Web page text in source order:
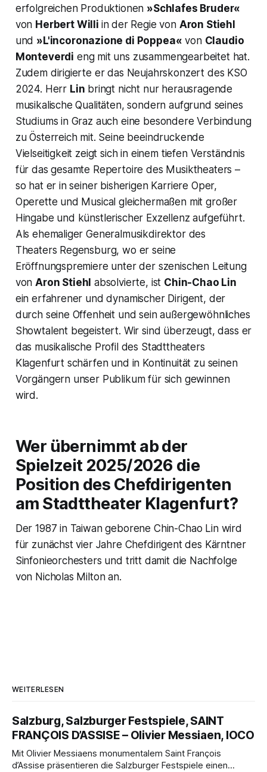
erfolgreichen Produktionen »Schlafes Bruder«
von Herbert Willi in der Regie von Aron Stiehl
und »L'incoronazione di Poppea« von Claudio
Monteverdi eng mit uns zusammengearbeitet hat.
Zudem dirigierte er das Neujahrskonzert des KSO
2024. Herr Lin bringt nicht nur herausragende
musikalische Qualitäten, sondern aufgrund seines
Studiums in Graz auch eine besondere Verbindung
zu Österreich mit. Seine beeindruckende
Vielseitigkeit zeigt sich in einem tiefen Verständnis
für das gesamte Repertoire des Musiktheaters –
so hat er in seiner bisherigen Karriere Oper,
Operette und Musical gleichermaßen mit großer
Hingabe und künstlerischer Exzellenz aufgeführt.
Als ehemaliger Generalmusikdirektor des
Theaters Regensburg, wo er seine
Eröffnungspremiere unter der szenischen Leitung
vonAron Stiehl absolvierte, ist Chin-Chao Lin
ein erfahrener und dynamischer Dirigent, der
durch seine Offenheit und sein außergewöhnliches
Showtalent begeistert. Wir sind überzeugt, dass er
das musikalische Profil des Stadttheaters
Klagenfurt schärfen und in Kontinuität zu seinen
Vorgängern unser Publikum für sich gewinnen
wird.
Wer übernimmt ab der
Spielzeit 2025/2026 die
Position des Chefdirigenten
am Stadttheater Klagenfurt?
Der 1987 in Taiwan geborene Chin-Chao Lin wird
für zunächst vier Jahre Chefdirigent des Kärntner
Sinfonieorchesters und tritt damit die Nachfolge
von Nicholas Milton an.
WEITERLESEN
Salzburg, Salzburger Festspiele, SAINT
FRANÇOIS D’ASSISE – Olivier Messiaen, IOCO
Mit Olivier Messiaens monumentalem Saint François
d’Assise präsentieren die Salzburger Festspiele einen